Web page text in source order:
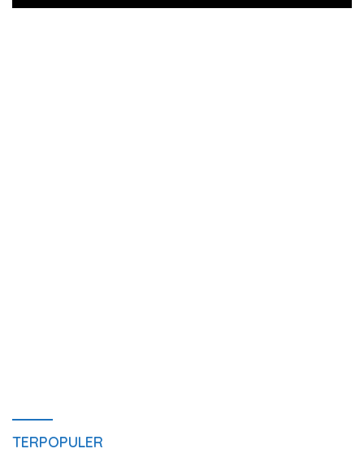
TERPOPULER